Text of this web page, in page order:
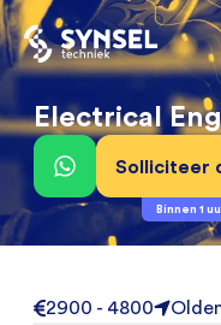
Electrical
Solliciteer
Binnen 1
2900 - 4800